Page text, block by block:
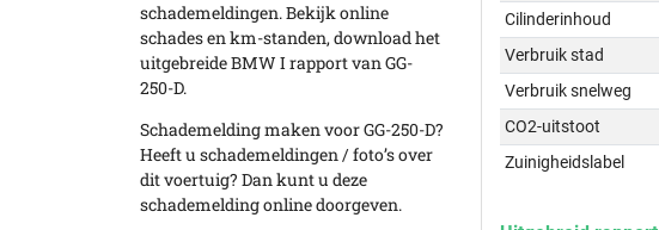
schademeldingen. Bekijk online
schades en km-standen, download het
uitgebreide BMW I rapport van GG-
250-D.
Schademelding maken voor GG-250-D?
Heeft u schademeldingen / foto’s over
dit voertuig? Dan kunt u deze
schademelding online doorgeven.
Cilinderinhoud
Verbruik stad
Verbruik snelweg
CO2-uitstoot
Zuinigheidslabel